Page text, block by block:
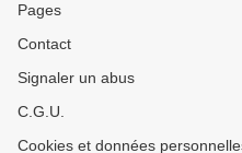
Pages
Contact
Signaler un abus
C.G.U.
Cookies et données